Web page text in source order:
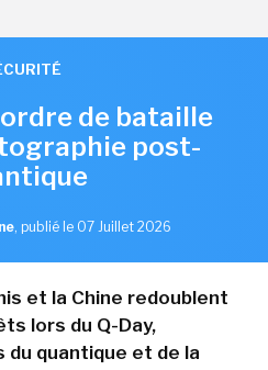
de bataille
post-
, publié le 07 Juillet 2026
et la Chine redoublent
lors du Q-Day,
quantique et de la